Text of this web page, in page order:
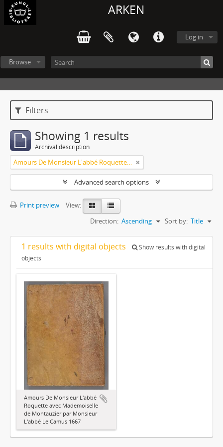
ARKEN
Log in
Browse
Filters
Showing 1 results
Archival description
Amours De Monsieur L'abbé Roquette avec Mademoiselle de Montauzier par Monsieur L'abbé Le Camus 1667
Advanced search options
Print preview
View:
Sort by: Title
Direction: Ascending
1 results with digital objects
Show results with digital
objects
Amours De Monsieur L'abbé
Roquette avec Mademoiselle
de Montauzier par Monsieur
L'abbé Le Camus 1667